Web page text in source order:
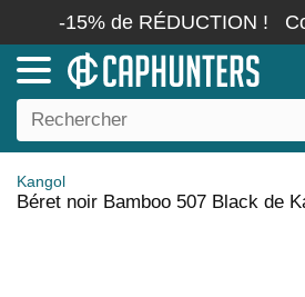
-15% de RÉDUCTION !
Kangol
Béret noir Bamboo 507 Black de